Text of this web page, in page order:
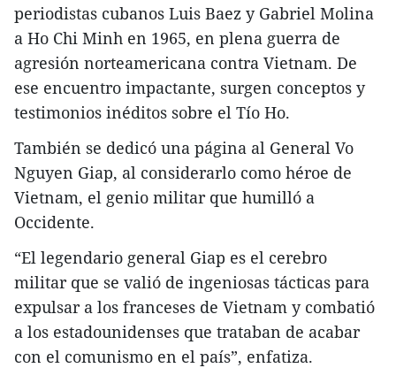
periodistas cubanos Luis Baez y Gabriel Molina
a Ho Chi Minh en 1965, en plena guerra de
agresión norteamericana contra Vietnam. De
ese encuentro impactante, surgen conceptos y
testimonios inéditos sobre el Tío Ho.
También se dedicó una página al General Vo
Nguyen Giap, al considerarlo como héroe de
Vietnam, el genio militar que humilló a
Occidente.
“El legendario general Giap es el cerebro
militar que se valió de ingeniosas tácticas para
expulsar a los franceses de Vietnam y combatió
a los estadounidenses que trataban de acabar
con el comunismo en el país”, enfatiza.